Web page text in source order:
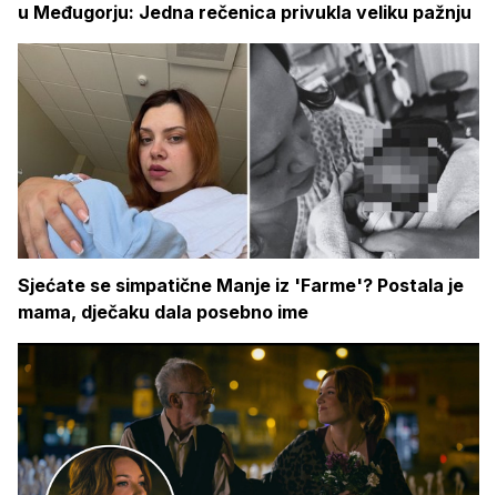
u Međugorju: Jedna rečenica privukla veliku pažnju
Sjećate se simpatične Manje iz 'Farme'? Postala je
mama, dječaku dala posebno ime